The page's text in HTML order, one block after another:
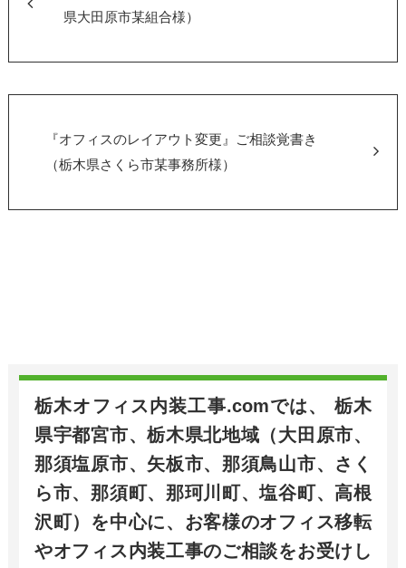
県大田原市某組合様）
『オフィスのレイアウト変更』ご相談覚書き
（栃木県さくら市某事務所様）
栃木オフィス内装工事.comでは、 栃木
県宇都宮市、栃木県北地域（大田原市、
那須塩原市、矢板市、那須鳥山市、さく
ら市、那須町、那珂川町、塩谷町、高根
沢町）を中心に、お客様のオフィス移転
やオフィス内装工事のご相談をお受けし